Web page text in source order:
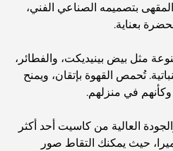
بيعت على الإطلاق
بتصميمه الصناعي الفني،
بعناية.
مثل بيض بينيديكت، والفطائر،
تُحمص القهوة بإتقان، ويمنح
في منزلهم.
العالية من كاسيت أحد أكثر
حيث يمكنك التقاط صور